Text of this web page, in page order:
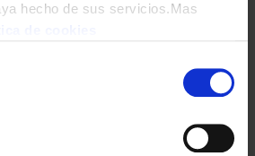
hecho de sus servicios.Mas